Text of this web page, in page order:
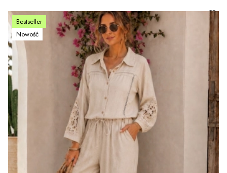
Bestseller
Nowość